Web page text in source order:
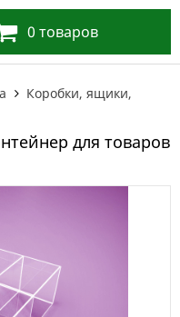
0 товаров
Коробки, ящики,
для товаров